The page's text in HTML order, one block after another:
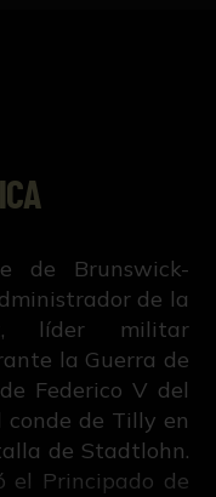
de Brunswick-
de la
líder militar
la Guerra de
Federico V del
conde de Tilly en
de Stadtlohn.
el Principado de